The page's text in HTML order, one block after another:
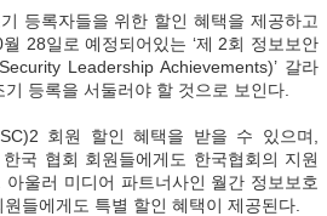
등록자들을 위한 할인 혜택을 제공하고
28일로 예정되어있는 ‘제 2회 정보보안
Leadership Achievements)’ 갈라
등록을 서둘러야 할 것으로 보인다.
회원 할인 혜택을 받을 수 있으며,
국 협회 회원들에게도 한국협회의 지원
울러 미디어 파트너사인 월간 정보보호
들에게도 특별 할인 혜택이 제공된다.